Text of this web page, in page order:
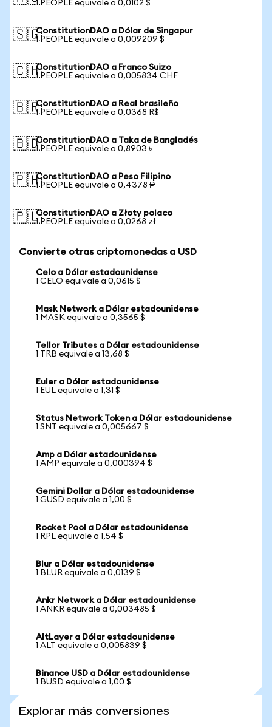
1 PEOPLE equivale a 0,0102 $
🇸🇬ConstitutionDAO a Dólar de Singapur
1 PEOPLE equivale a 0,009209 $
🇨🇭ConstitutionDAO a Franco Suizo
1 PEOPLE equivale a 0,005834 CHF
🇧🇷ConstitutionDAO a Real brasileño
1 PEOPLE equivale a 0,0368 R$
🇧🇩ConstitutionDAO a Taka de Bangladés
1 PEOPLE equivale a 0,8903 ৳
🇵🇭ConstitutionDAO a Peso Filipino
1 PEOPLE equivale a 0,4378 ₱
🇵🇱ConstitutionDAO a Złoty polaco
1 PEOPLE equivale a 0,0268 zł
Convierte otras criptomonedas a USD
Celo a Dólar estadounidense
1 CELO equivale a 0,0615 $
Mask Network a Dólar estadounidense
1 MASK equivale a 0,3565 $
Tellor Tributes a Dólar estadounidense
1 TRB equivale a 13,68 $
Euler a Dólar estadounidense
1 EUL equivale a 1,31 $
Status Network Token a Dólar estadounidense
1 SNT equivale a 0,005667 $
Amp a Dólar estadounidense
1 AMP equivale a 0,000394 $
Gemini Dollar a Dólar estadounidense
1 GUSD equivale a 1,00 $
Rocket Pool a Dólar estadounidense
1 RPL equivale a 1,54 $
Blur a Dólar estadounidense
1 BLUR equivale a 0,0139 $
Ankr Network a Dólar estadounidense
1 ANKR equivale a 0,003485 $
AltLayer a Dólar estadounidense
1 ALT equivale a 0,005839 $
Binance USD a Dólar estadounidense
1 BUSD equivale a 1,00 $
Explorar más conversiones